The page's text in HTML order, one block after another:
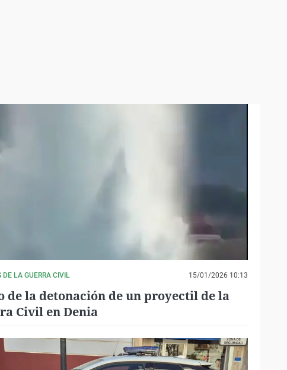
DE LA GUERRA CIVIL 15/01/2026 10:13
de la detonación de un proyectil de la
Civil en Denia